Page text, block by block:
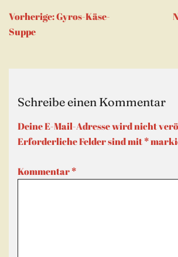
Beitragsnavigation
Vorherige:Gyros-Käse-
Suppe
Schreibe einen Kommentar
Deine E-Mail-Adresse wird nicht
Erforderliche Felder sind mit*
Kommentar*